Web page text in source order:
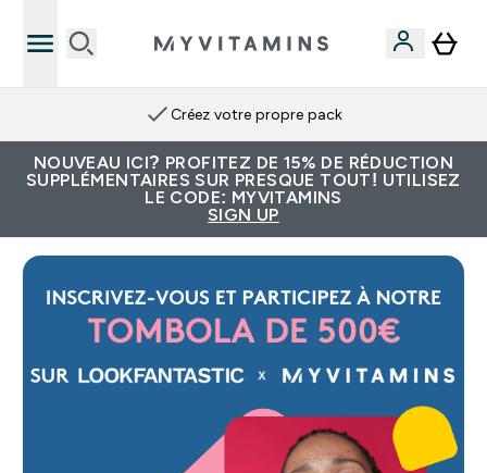
Créez votre propre pack
NOUVEAU ICI? PROFITEZ DE 15% DE RÉDUCTION
SUPPLÉMENTAIRES SUR PRESQUE TOUT! UTILISEZ
LE CODE: MYVITAMINS
SIGN UP